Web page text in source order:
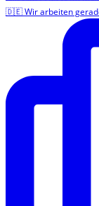
🇩🇪 Wir arbeiten